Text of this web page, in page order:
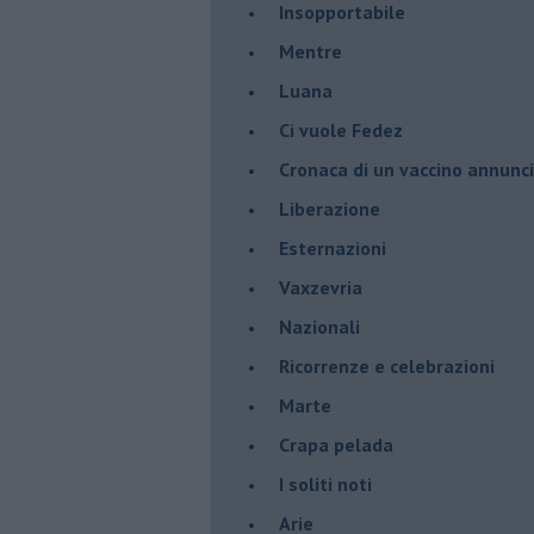
Insopportabile
​Mentre
Luana
​Ci vuole Fedez
​Cronaca di un vaccino
​Liberazione
Esternazioni
Vaxzevria
Nazionali
​Ricorrenze e celebrazioni
Marte
​Crapa pelada
​I soliti noti
Arie